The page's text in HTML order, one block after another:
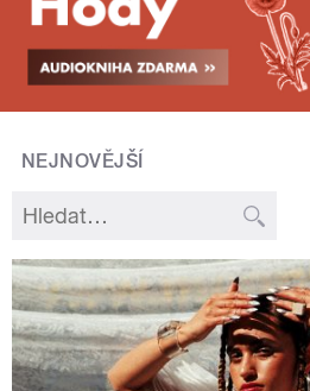
NEJNOVĚJŠÍ